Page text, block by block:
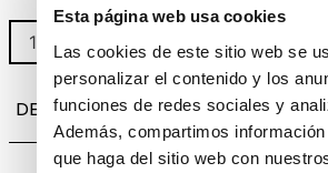
Esta página web usa cookies
Las cookies de este sitio web se
personalizar el contenido y los
funciones de redes sociales y
Además, compartimos
que haga del sitio web con
1 AÑADIR A LA BOLSA
DESCRIPCIÓN